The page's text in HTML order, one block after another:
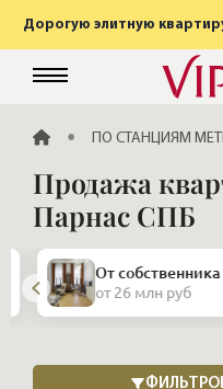
Дорогую элитную
ГЛАВНАЯПО СТАНЦИЯМ
Продажа
Парнас СПБ
От собственника
от 26 млн руб